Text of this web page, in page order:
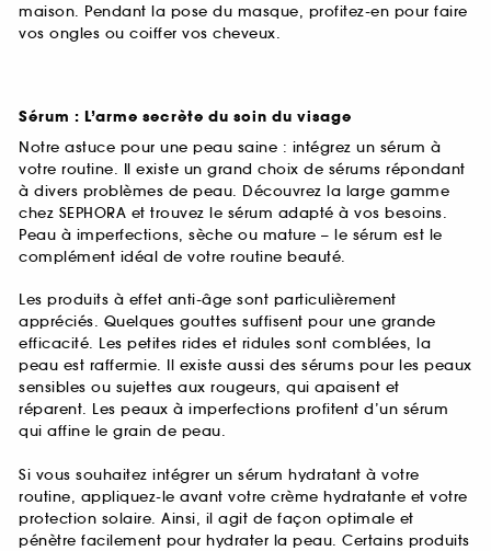
maison. Pendant la pose du masque, profitez-en pour faire
vos ongles ou coiffer vos cheveux.
Sérum : L’arme secrète du soin du visage
Notre astuce pour une peau saine : intégrez un sérum à
votre routine. Il existe un grand choix de sérums répondant
à divers problèmes de peau. Découvrez la large gamme
chez SEPHORA et trouvez le sérum adapté à vos besoins.
Peau à imperfections, sèche ou mature – le sérum est le
complément idéal de votre routine beauté.
Les produits à effet anti-âge sont particulièrement
appréciés. Quelques gouttes suffisent pour une grande
efficacité. Les petites rides et ridules sont comblées, la
peau est raffermie. Il existe aussi des sérums pour les peaux
sensibles ou sujettes aux rougeurs, qui apaisent et
réparent. Les peaux à imperfections profitent d’un sérum
qui affine le grain de peau.
Si vous souhaitez intégrer un sérum hydratant à votre
routine, appliquez-le avant votre crème hydratante et votre
protection solaire. Ainsi, il agit de façon optimale et
pénètre facilement pour hydrater la peau. Certains produits